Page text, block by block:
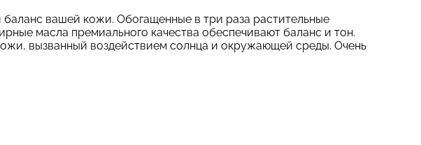
вашей кожи. Обогащенные в три раза растительные
масла премиального качества обеспечивают баланс и тон.
вызванный воздействием солнца и окружающей среды. Очень